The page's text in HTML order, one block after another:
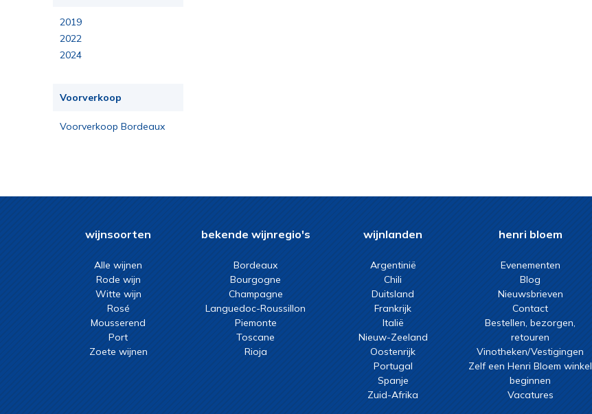
2019
2022
2024
Voorverkoop
Voorverkoop Bordeaux
wijnsoorten
Alle wijnen
Rode wijn
Witte wijn
Rosé
Mousserend
Port
Zoete wijnen
bekende wijnregio's
Bordeaux
Bourgogne
Champagne
Languedoc-Roussillon
Piemonte
Toscane
Rioja
wijnlanden
Argentinië
Chili
Duitsland
Frankrijk
Italië
Nieuw-Zeeland
Oostenrijk
Portugal
Spanje
Zuid-Afrika
henri bloem
Evenementen
Blog
Nieuwsbrieven
Contact
Bestellen, bezorgen,
retouren
Vinotheken/Vestigingen
Zelf een Henri Bloem winkel
beginnen
Vacatures